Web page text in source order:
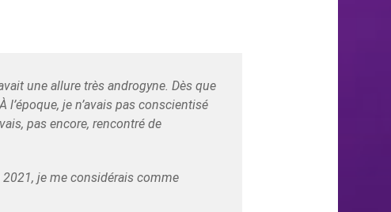
une allure très androgyne. Dès que
je n’avais pas conscientisé
pas encore, rencontré de
2021, je me considérais comme